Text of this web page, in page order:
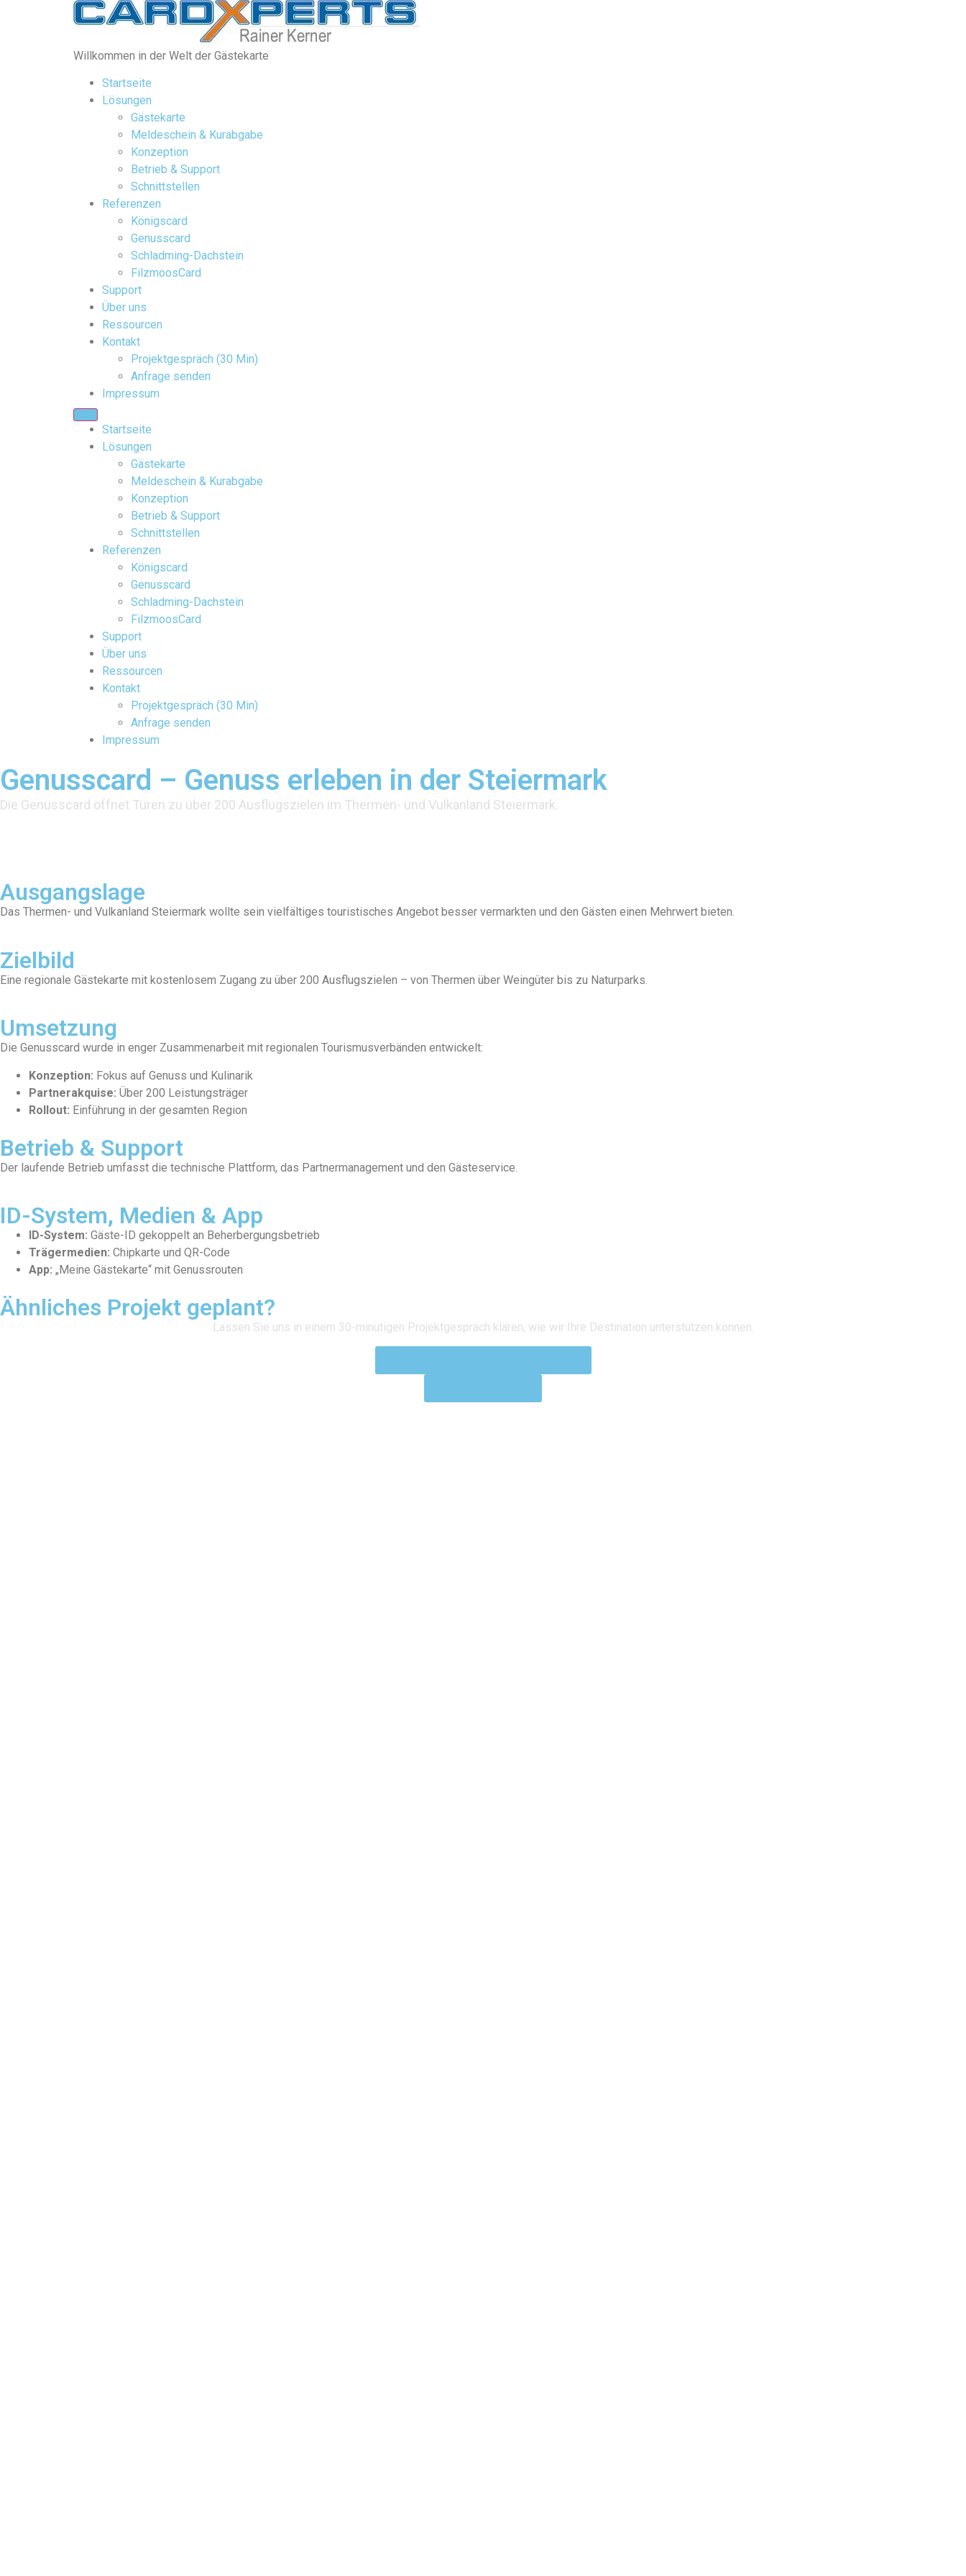
Willkommen in der Welt der Gästekarte
Startseite
Lösungen
Gästekarte
Meldeschein & Kurabgabe
Konzeption
Betrieb & Support
Schnittstellen
Referenzen
Königscard
Genusscard
Schladming-Dachstein
FilzmoosCard
Support
Über uns
Ressourcen
Kontakt
Projektgespräch (30 Min)
Anfrage senden
Impressum
Startseite
Lösungen
Gästekarte
Meldeschein & Kurabgabe
Konzeption
Betrieb & Support
Schnittstellen
Referenzen
Königscard
Genusscard
Schladming-Dachstein
FilzmoosCard
Support
Über uns
Ressourcen
Kontakt
Projektgespräch (30 Min)
Anfrage senden
Impressum
Genusscard – Genuss erleben in der Steiermark
Die Genusscard öffnet Türen zu über 200 Ausflugszielen im Thermen- und Vulkanland Steiermark.
Ausgangslage
Das Thermen- und Vulkanland Steiermark wollte sein vielfältiges touristisches Angebot besser vermarkten und den Gästen einen Mehrwert bieten.
Zielbild
Eine regionale Gästekarte mit kostenlosem Zugang zu über 200 Ausflugszielen – von Thermen über Weingüter bis zu Naturparks.
Umsetzung
Die Genusscard wurde in enger Zusammenarbeit mit regionalen Tourismusverbänden entwickelt:
Konzeption: Fokus auf Genuss und Kulinarik
Partnerakquise: Über 200 Leistungsträger
Rollout: Einführung in der gesamten Region
Betrieb & Support
Der laufende Betrieb umfasst die technische Plattform, das Partnermanagement und den Gästeservice.
ID-System, Medien & App
ID-System: Gäste-ID gekoppelt an Beherbergungsbetrieb
Trägermedien: Chipkarte und QR-Code
App: „Meine Gästekarte“ mit Genussrouten
Ähnliches Projekt geplant?
Lassen Sie uns in einem 30-minütigen Projektgespräch klären, wie wir Ihre Destination unterstützen können.